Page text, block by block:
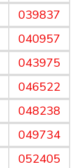
039837
040957
043975
046522
048238
049734
052405